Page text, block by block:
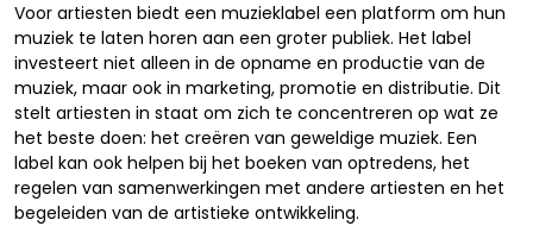
Voor artiesten biedt een muzieklabel een platform om hun
muziek te laten horen aan een groter publiek. Het label
investeert niet alleen in de opname en productie van de
muziek, maar ook in marketing, promotie en distributie. Dit
stelt artiesten in staat om zich te concentreren op wat ze
het beste doen: het creëren van geweldige muziek. Een
label kan ook helpen bij het boeken van optredens, het
regelen van samenwerkingen met andere artiesten en het
begeleiden van de artistieke ontwikkeling.